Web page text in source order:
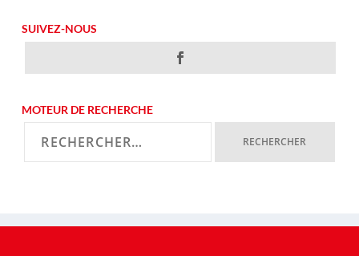
SUIVEZ-NOUS
MOTEUR DE RECHERCHE